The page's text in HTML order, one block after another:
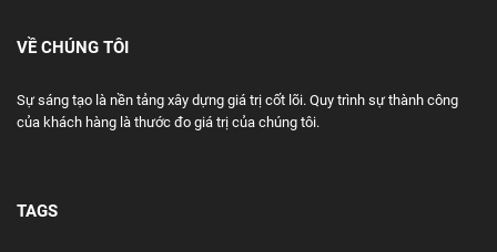
VỀ CHÚNG TÔI
Sự sáng tạo là nền tảng xây dựng giá trị cốt lõi. Quy trình sự thành công
của khách hàng là thước đo giá trị của chúng tôi.
TAGS